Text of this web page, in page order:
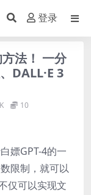
登录
方法！ 一分
DALL·E 3
10
嫖GPT-4的一
限制，就可以
仅可以实现文